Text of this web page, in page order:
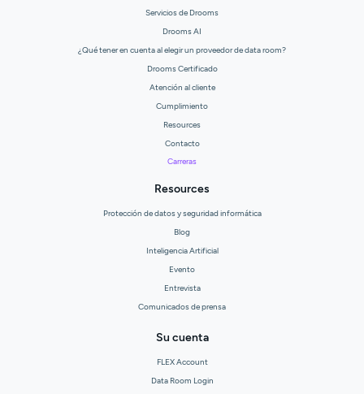
Servicios de Drooms
Drooms AI
¿Qué tener en cuenta al elegir un proveedor de data room?
Drooms Certificado
Atención al cliente
Cumplimiento
Resources
Contacto
Carreras
Resources
Protección de datos y seguridad informática
Blog
Inteligencia Artificial
Evento
Entrevista
Comunicados de prensa
Su cuenta
FLEX Account
Data Room Login